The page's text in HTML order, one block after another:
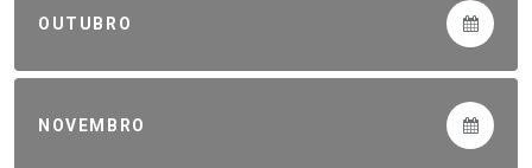
OUTUBRO
NOVEMBRO